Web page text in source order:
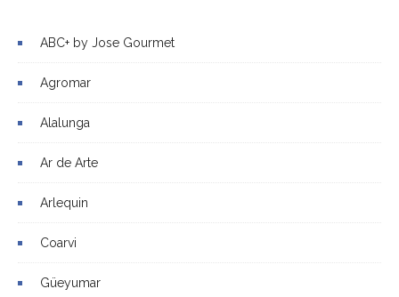
ABC+ by Jose Gourmet
Agromar
Alalunga
Ar de Arte
Arlequin
Coarvi
Güeyumar